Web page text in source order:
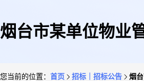
烟台市某单位物业
您当前的位置： 首页 招标｜招标公告 烟